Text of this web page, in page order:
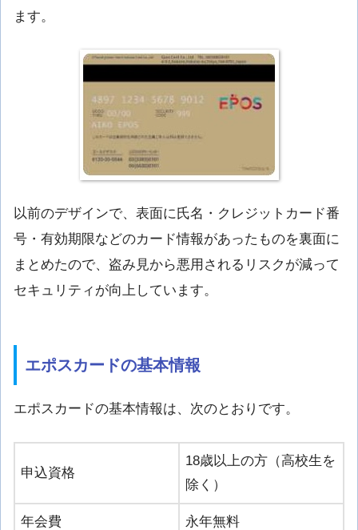
ます。
以前のデザインで、表面に氏名・クレジットカード番
号・有効期限などのカード情報があったものを裏面に
まとめたので、盗み見から悪用されるリスクが減って
セキュリティが向上しています。
エポスカードの基本情報
エポスカードの基本情報は、次のとおりです。
申込資格
18歳以上の方（高校生を
除く）
年会費 永年無料